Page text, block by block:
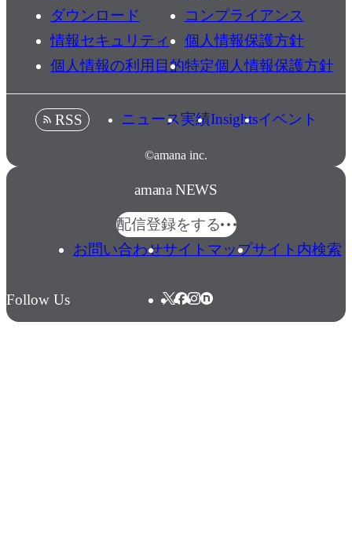
ダウンロード
コンプライアンス
情報セキュリティ
個人情報保護方針
個人情報の利用目的特定個人情報保護方針
©amana inc.
RSS ニュース実績Insightsイベント
amana NEWS
配信登録をする
お問い合わせサイトマップサイト内検索
Follow Us